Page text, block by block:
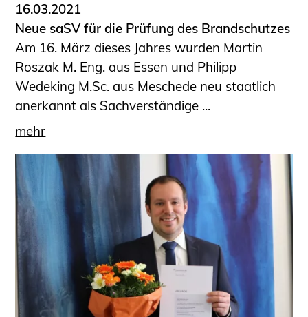
16.03.2021
Neue saSV für die Prüfung des Brandschutzes
Am 16. März dieses Jahres wurden Martin
Roszak M. Eng. aus Essen und Philipp
Wedeking M.Sc. aus Meschede neu staatlich
anerkannt als Sachverständige ...
mehr